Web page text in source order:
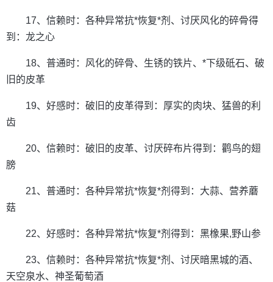
17、信赖时：各种异常抗*恢复*剂、讨厌风化的碎骨得
到：龙之心
18、普通时：风化的碎骨、生锈的铁片、*下级砥石、破
旧的皮革
19、好感时：破旧的皮革得到：厚实的肉块、猛兽的利
齿
20、信赖时：破旧的皮革、讨厌碎布片得到：鹳鸟的翅
膀
21、普通时：各种异常抗*恢复*剂得到：大蒜、营养蘑
菇
22、好感时：各种异常抗*恢复*剂得到：黑橡果,野山参
23、信赖时：各种异常抗*恢复*剂、讨厌暗黑城的酒、
天空泉水、神圣葡萄酒